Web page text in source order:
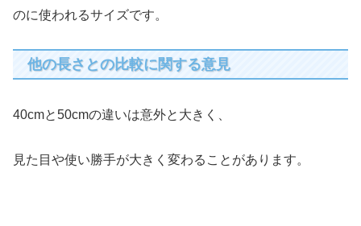
のに使われるサイズです。
他の長さとの比較に関する意見
40cmと50cmの違いは意外と大きく、
見た目や使い勝手が大きく変わることがあります。